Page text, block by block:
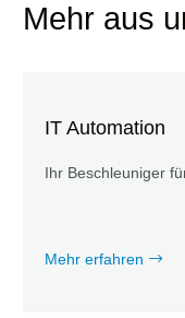
Mehr aus
IT Automation
Ihr Beschleuniger
Mehr erfahren